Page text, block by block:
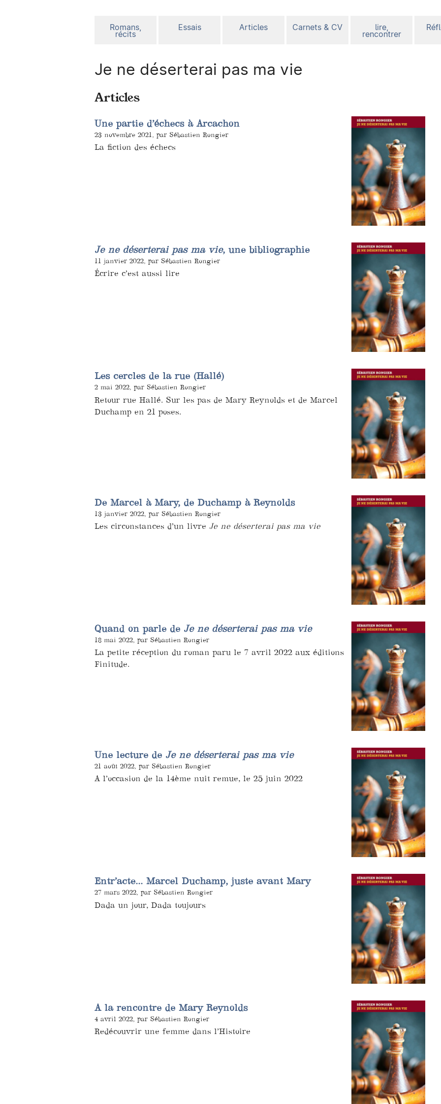
Romans,
récits
Essais Articles Carnets & CV lire,
rencontrer
Je ne déserterai pas ma vie
Articles
Une partie d’échecs à Arcachon
23 novembre 2021, par Sébastien Rongier
La fiction des échecs
Je ne déserterai pas ma vie, une bibliographie
11 janvier 2022, par Sébastien Rongier
Écrire c’est aussi lire
Les cercles de la rue (Hallé)
2 mai 2022, par Sébastien Rongier
Retour rue Hallé. Sur les pas de Mary Reynolds et de Marcel
Duchamp en 21 poses.
De Marcel à Mary, de Duchamp à Reynolds
13 janvier 2022, par Sébastien Rongier
Les circonstances d’un livre Je ne déserterai pas ma vie
Quand on parle de Je ne déserterai pas ma vie
18 mai 2022, par Sébastien Rongier
La petite réception du roman paru le 7 avril 2022 aux éditions
Finitude.
Une lecture de Je ne déserterai pas ma vie
21 août 2022, par Sébastien Rongier
A l’occasion de la 14ème nuit remue, le 25 juin 2022
Entr’acte... Marcel Duchamp, juste avant Mary
27 mars 2022, par Sébastien Rongier
Dada un jour, Dada toujours
A la rencontre de Mary Reynolds
4 avril 2022, par Sébastien Rongier
Redécouvrir une femme dans l’Histoire